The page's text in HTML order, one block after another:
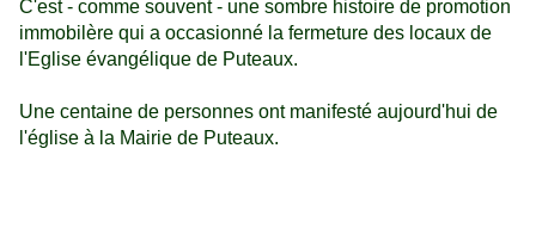
C'est - comme souvent - une sombre histoire de promotion
immobilère qui a occasionné la fermeture des locaux de
l'Eglise évangélique de Puteaux.
Une centaine de personnes ont manifesté aujourd'hui de
l'église à la Mairie de Puteaux.